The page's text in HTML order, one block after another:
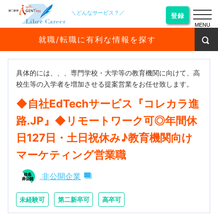
＼どんなサービス？／ 登録
就職/転職に有利な情報を探す
具体的には、、、専門学校・大学等の教育機関に向けて、高
校生等の入学者を増加させる提案営業をお任せ致します。
◆自社EdTechサービス『コレカラ進
路.JP』◆リモートワーク可◎年間休
日127日・土日祝休み♪教育機関向け
マーケティング営業職
非公開企業
未経験可 第二新卒可 高卒可
MENU